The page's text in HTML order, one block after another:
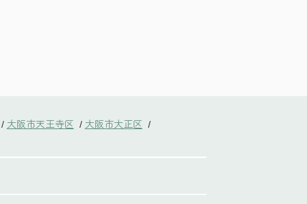
/ 大阪市天王寺区 / 大阪市大正区 /